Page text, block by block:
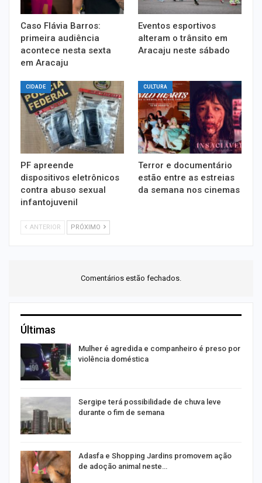
Caso Flávia Barros:
primeira audiência
acontece nesta sexta
em Aracaju
Eventos esportivos
alteram o trânsito em
Aracaju neste sábado
CIDADE
PF apreende
dispositivos eletrônicos
contra abuso sexual
infantojuvenil
CULTURA
Terror e documentário
estão entre as estreias
da semana nos cinemas
ANTERIOR PRÓXIMO
Comentários estão fechados.
Últimas
Mulher é agredida e companheiro é preso por
violência doméstica
Sergipe terá possibilidade de chuva leve
durante o fim de semana
Adasfa e Shopping Jardins promovem ação
de adoção animal neste…